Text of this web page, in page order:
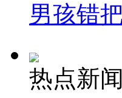
男孩错
热点新闻